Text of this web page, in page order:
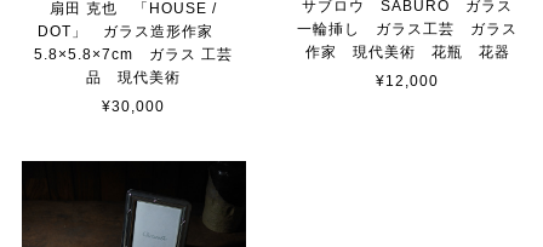
扇田 克也 「HOUSE /
DOT」 ガラス造形作家
5.8×5.8×7cm ガラス 工芸
品 現代美術
¥30,000
サブロウ SABURO ガラス
一輪挿し ガラス工芸 ガラス
作家 現代美術 花瓶 花器
¥12,000